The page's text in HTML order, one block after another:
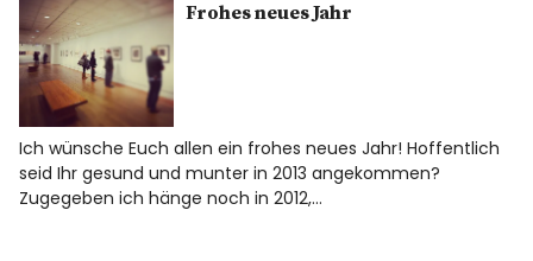
Frohes neues Jahr
Ich wünsche Euch allen ein frohes neues Jahr! Hoffentlich
seid Ihr gesund und munter in 2013 angekommen?
Zugegeben ich hänge noch in 2012,…